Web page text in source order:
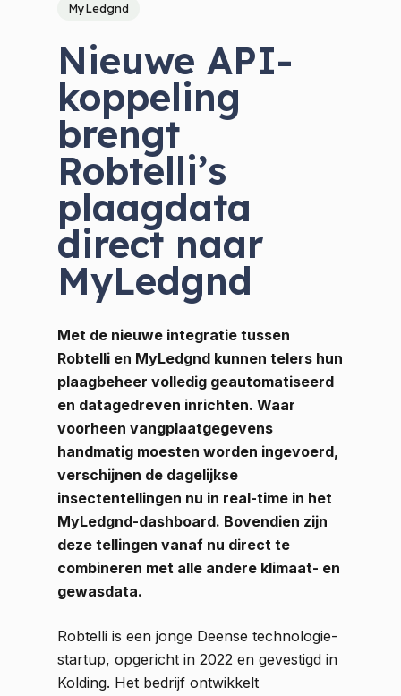
MyLedgnd
Nieuwe API-
koppeling
brengt
Robtelli’s
plaagdata
direct naar
MyLedgnd
Met de nieuwe integratie tussen
Robtelli en MyLedgnd kunnen telers hun
plaagbeheer volledig geautomatiseerd
en datagedreven inrichten. Waar
voorheen vangplaatgegevens
handmatig moesten worden ingevoerd,
verschijnen de dagelijkse
insectentellingen nu in real-time in het
MyLedgnd-dashboard. Bovendien zijn
deze tellingen vanaf nu direct te
combineren met alle andere klimaat- en
gewasdata.
Robtelli is een jonge Deense technologie-
startup, opgericht in 2022 en gevestigd in
Kolding. Het bedrijf ontwikkelt